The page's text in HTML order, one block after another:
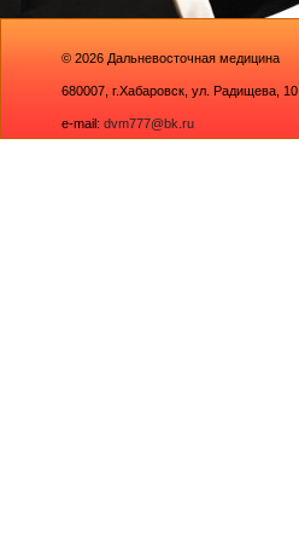
© 2026 Дальневосточная медицина
680007, г.Хабаровск, ул. Радищева, 10
e-mail: dvm777@bk.ru